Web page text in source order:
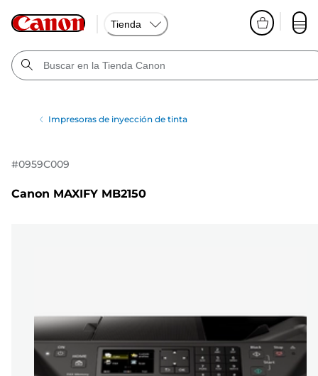
Tienda
Impresoras de inyección de tinta
#0959C009
Canon MAXIFY MB2150